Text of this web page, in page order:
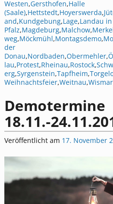
Westen,Gersthofen,Halle
(Saale),Hettstedt,Hoyerswerda,
and,Kundgebung,Lage,Landau
Pfalz,Magdeburg,Malchow,
weg,Möckmühl,Montagsdemo,
der
Donau,Nordbaden,Obermehler,
lau,Protest,Rheinau,Rostock,
erg,Syrgenstein,Tapfheim,
Weihnachtsfeier,Weitnau,Wismar
Demotermine
18.11.-
Veröffentlicht am 17. November